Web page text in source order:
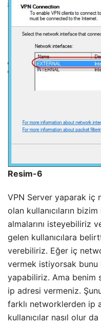
Resim-6
VPN Server yaparak iç
olan kullanıcıların
almalarını isteyebiliriz
gelen kullanıcılara
verebiliriz. Eğer iç
vermek istiyorsak bunu
yapabiliriz. Ama benim
ip adresi vermeniz.
farklı networklerden ip
kullanıcılar nasıl olur